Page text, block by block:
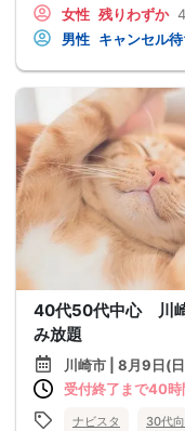
女性 残りわずか
男性 キャンセル待
40代50代中心 川
み放題
川崎市 | 8月9日(
受付終了まで40時
ナビスタ 30代